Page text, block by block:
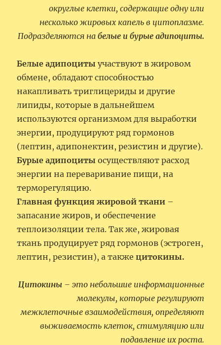
округлые клетки, содержащие одну или
несколько жировых капель в цитоплазме.
Подразделяются набелые и бурые адипоциты.
Белые адипоциты участвуют в жировом
обмене, обладают способностью
накапливать триглицериды и другие
липиды, которые в дальнейшем
используются организмом для выработки
энергии, продуцируют ряд гормонов
(лептин, адипонектин, резистин и другие).
Бурые адипоциты осуществляют расход
энергии на переваривание пищи, на
терморегуляцию.
Главная функция жировой ткани –
запасание жиров, и обеспечение
теплоизоляции тела. Так же, жировая
ткань продуцирует ряд гормонов (эстроген,
лептин, резистин), а такжецитокины.
Цитокины– это небольшие информационные
молекулы, которые регулируют
межклеточные взаимодействия, определяют
выживаемость клеток, стимуляцию или
подавление их роста.